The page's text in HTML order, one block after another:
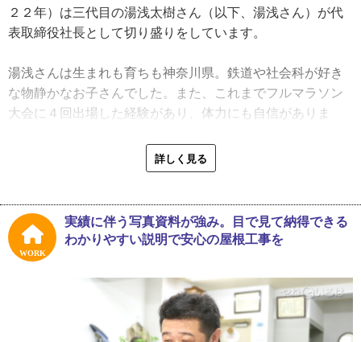
２２年）は三代目の湯浅太樹さん（以下、湯浅さん）が代
表取締役社長として切り盛りをしています。
湯浅さんは生まれも育ちも神奈川県。鉄道や社会科が好き
な物静かなお子さんでした。また、これまでフルマラソン
大会に４回出場した経験があり、体力にも自信がありま
「この間、三陸鉄道に乗りました。鉄道って線路が全部繋
ういうのが楽しいですね。マラソンは４２kmも走れないと
思うじゃないですか。でもね、大阪マラソンは７時間以内
とちょっと長めで、途中からランナーズハイで苦しさを通
取材冒頭から楽しそうにご自身の話をしてくれた湯浅さ
ん。高校卒業後は鉄道好きが高じて鉄道会社への就職を目
詳しく見る
WORK
実績に伴う写真資料が強み。目で見て納得できる
わかりやすい説明で安心の屋根工事を